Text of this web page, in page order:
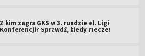
Z kim zagra GKS w 3. rundzie el. Ligi
Konferencji? Sprawdź, kiedy mecze!